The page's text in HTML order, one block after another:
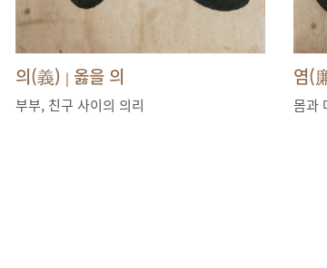
의(義) | 옳을 의
부부, 친구 사이의 의리
염(
몸과